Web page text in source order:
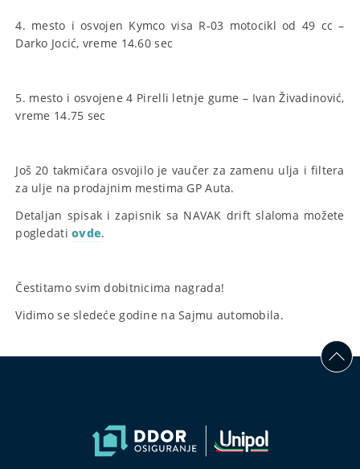
4. mesto i osvojen Kymco visa R-03 motocikl od 49 cc –
Darko Jocić, vreme 14.60 sec
5. mesto i osvojene 4 Pirelli letnje gume – Ivan Živadinović,
vreme 14.75 sec
Još 20 takmičara osvojilo je vaučer za zamenu ulja i filtera
za ulje na prodajnim mestima GP Auta.
Detaljan spisak i zapisnik sa NAVAK drift slaloma možete
pogledatiovde.
Čestitamo svim dobitnicima nagrada!
Vidimo se sledeće godine na Sajmu automobila.